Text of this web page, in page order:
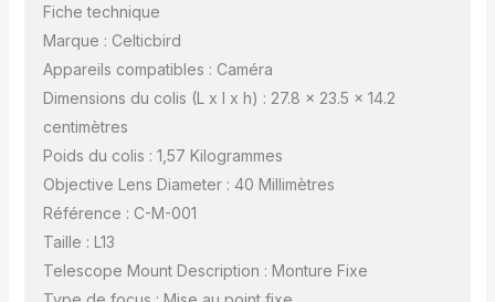
Fiche technique
Marque : Celticbird
Appareils compatibles : Caméra
Dimensions du colis (L x l x h) : 27.8 x 23.5 x 14.2
centimètres
Poids du colis : 1,57 Kilogrammes
Objective Lens Diameter : 40 Millimètres
Référence : C-M-001
Taille : L13
Telescope Mount Description : Monture Fixe